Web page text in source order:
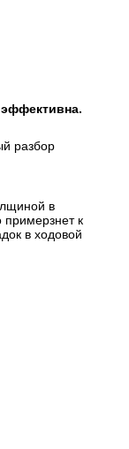
разбор
в
примерзнет к
в ходовой